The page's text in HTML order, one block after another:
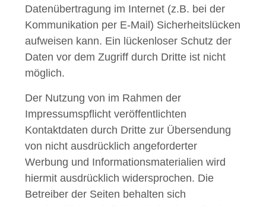
Datenübertragung im Internet (z.B. bei der
Kommunikation per E-Mail) Sicherheitslücken
aufweisen kann. Ein lückenloser Schutz der
Daten vor dem Zugriff durch Dritte ist nicht
möglich.
Der Nutzung von im Rahmen der
Impressumspflicht veröffentlichten
Kontaktdaten durch Dritte zur Übersendung
von nicht ausdrücklich angeforderter
Werbung und Informationsmaterialien wird
hiermit ausdrücklich widersprochen. Die
Betreiber der Seiten behalten sich